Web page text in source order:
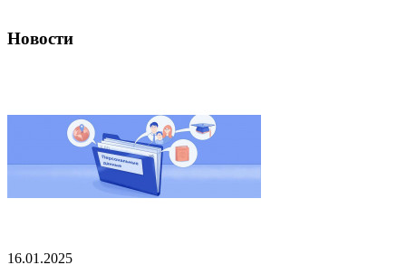
Новости
16.01.2025